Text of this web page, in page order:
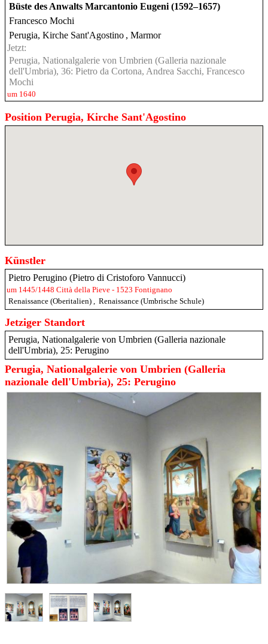
Büste des Anwalts Marcantonio Eugeni (1592–1657)
Francesco Mochi
Perugia, Kirche Sant'Agostino , Marmor
Jetzt:
Perugia, Nationalgalerie von Umbrien (Galleria nazionale
dell'Umbria), 36: Pietro da Cortona, Andrea Sacchi, Francesco
Mochi
um 1640
Position Perugia, Kirche Sant'Agostino
Künstler
Pietro Perugino (Pietro di Cristoforo Vannucci)
um 1445/1448 Città della Pieve - 1523 Fontignano
Renaissance (Oberitalien)
Renaissance (Umbrische Schule)
Jetziger Standort
Perugia, Nationalgalerie von Umbrien (Galleria nazionale
dell'Umbria), 25: Perugino
Perugia, Nationalgalerie von Umbrien (Galleria
nazionale dell'Umbria), 25: Perugino